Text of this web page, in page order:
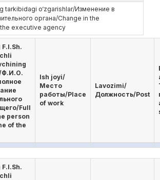
tarkibidagi o‘zgarishlar/Изменение в
органа/Change in the
executive agency
Ф.И.О.
Full
person
of the
Ish joyi/
Место
работы/Place
of work
Lavozimi/
Должность/Post